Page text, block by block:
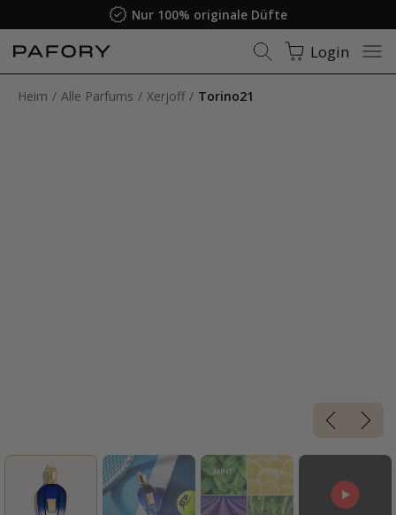
Nur 100% originale Düfte
Login
Heim Alle Parfums Xerjoff Torino21